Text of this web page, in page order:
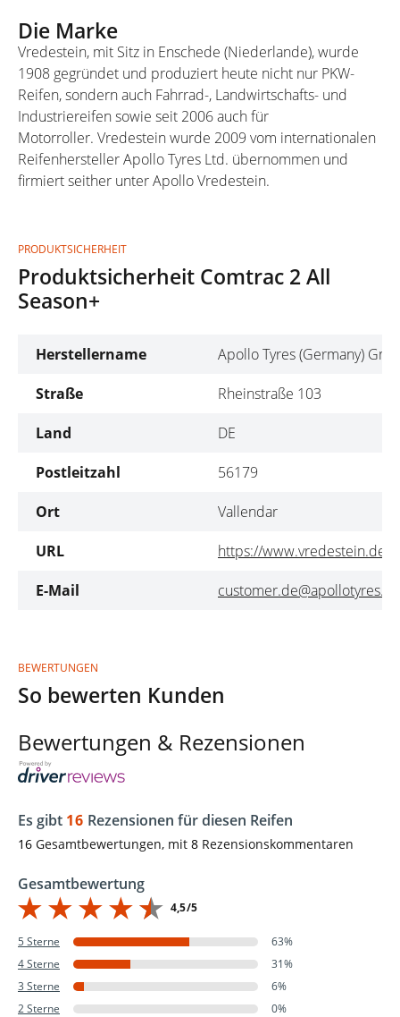
Die Marke
Vredestein, mit Sitz in Enschede (Niederlande), wurde
1908 gegründet und produziert heute nicht nur PKW-
Reifen, sondern auch Fahrrad-, Landwirtschafts- und
Industriereifen sowie seit 2006 auch für
Motorroller. Vredestein wurde 2009 vom internationalen
Reifenhersteller Apollo Tyres Ltd. übernommen und
firmiert seither unter Apollo Vredestein.
PRODUKTSICHERHEIT
Produktsicherheit Comtrac 2 All
Season+
Herstellername
Apollo Tyres (Germany)
Straße
Rheinstraße 103
Land
DE
Postleitzahl
56179
Ort
Vallendar
URL
https://www.vredestein.de
E-Mail
BEWERTUNGEN
So bewerten Kunden
Bewertungen & Rezensionen
Es gibt 16 Rezensionen für diesen Reifen
16 Gesamtbewertungen, mit 8 Rezensionskommentaren
Gesamtbewertung
4,5/5
5 Sterne
63%
4 Sterne
31%
3 Sterne
6%
2 Sterne
0%